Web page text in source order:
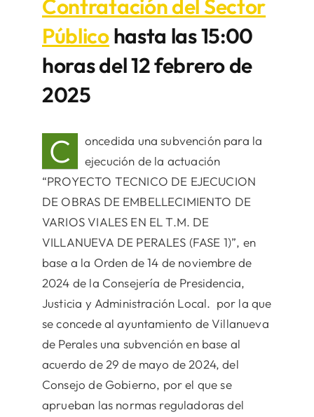
Contratación del Sector
Públicohasta las 15:00
horas del 12 febrero de
2025
C
oncedida una subvención para la
ejecución de la actuación
“PROYECTO TECNICO DE EJECUCION
DE OBRAS DE EMBELLECIMIENTO DE
VARIOS VIALES EN EL T.M. DE
VILLANUEVA DE PERALES (FASE 1)”, en
base a la Orden de 14 de noviembre de
2024 de la Consejería de Presidencia,
Justicia y Administración Local. por la que
se concede al ayuntamiento de Villanueva
de Perales una subvención en base al
acuerdo de 29 de mayo de 2024, del
Consejo de Gobierno, por el que se
aprueban las normas reguladoras del